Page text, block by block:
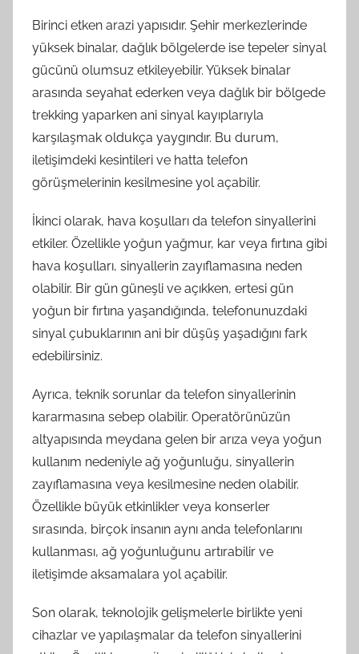
Birinci etken arazi yapısıdır. Şehir merkezlerinde
yüksek binalar, dağlık bölgelerde ise tepeler sinyal
gücünü olumsuz etkileyebilir. Yüksek binalar
arasında seyahat ederken veya dağlık bir bölgede
trekking yaparken ani sinyal kayıplarıyla
karşılaşmak oldukça yaygındır. Bu durum,
iletişimdeki kesintileri ve hatta telefon
görüşmelerinin kesilmesine yol açabilir.
İkinci olarak, hava koşulları da telefon sinyallerini
etkiler. Özellikle yoğun yağmur, kar veya fırtına gibi
hava koşulları, sinyallerin zayıflamasına neden
olabilir. Bir gün güneşli ve açıkken, ertesi gün
yoğun bir fırtına yaşandığında, telefonunuzdaki
sinyal çubuklarının ani bir düşüş yaşadığını fark
edebilirsiniz.
Ayrıca, teknik sorunlar da telefon sinyallerinin
kararmasına sebep olabilir. Operatörünüzün
altyapısında meydana gelen bir arıza veya yoğun
kullanım nedeniyle ağ yoğunluğu, sinyallerin
zayıflamasına veya kesilmesine neden olabilir.
Özellikle büyük etkinlikler veya konserler
sırasında, birçok insanın aynı anda telefonlarını
kullanması, ağ yoğunluğunu artırabilir ve
iletişimde aksamalara yol açabilir.
Son olarak, teknolojik gelişmelerle birlikte yeni
cihazlar ve yapılaşmalar da telefon sinyallerini